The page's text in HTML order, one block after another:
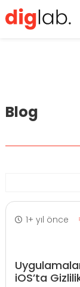
Blog
1+ yıl önce
iOS’ta